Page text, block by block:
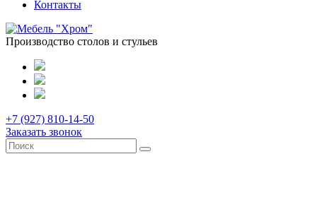
Контакты
Производство столов и стульев
+7 (927) 810-14-50
Заказать звонок